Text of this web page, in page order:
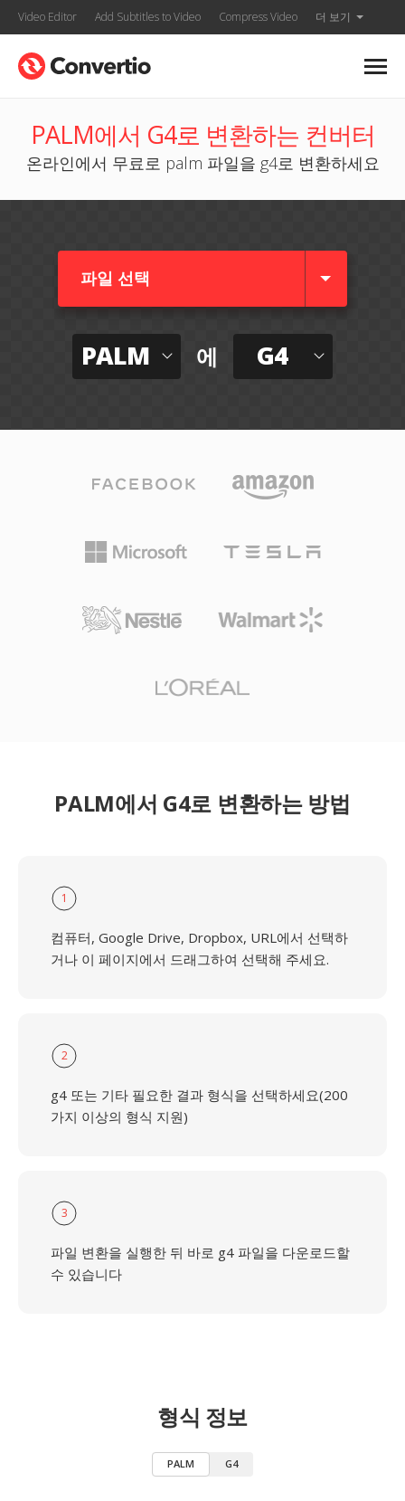
Video Editor Add Subtitles to Video Compress Video 더 보기
PALM에서 G4로 변환하는 컨버터
온라인에서 무료로 palm 파일을 g4로 변환하세요
파일 선택
PALM 에 G4
PALM에서 G4로 변환하는 방법
1
컴퓨터, Google Drive, Dropbox, URL에서 선택하
거나 이 페이지에서 드래그하여 선택해 주세요.
2
g4 또는 기타 필요한 결과 형식을 선택하세요(200
가지 이상의 형식 지원)
3
파일 변환을 실행한 뒤 바로 g4 파일을 다운로드할
수 있습니다
형식 정보
PALM G4